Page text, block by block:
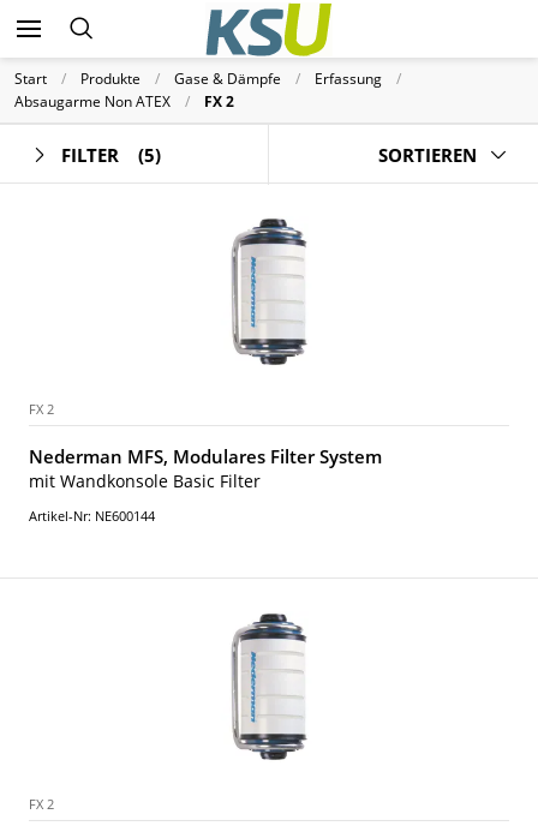
Start Produkte Gase & Dämpfe
Erfassung
Absaugarme Non ATEX
FX 2
FILTER (5) SORTIEREN
FX 2
Nederman MFS, Modulares Filter System
mit Wandkonsole Basic Filter
Artikel-Nr: NE600144
FX 2